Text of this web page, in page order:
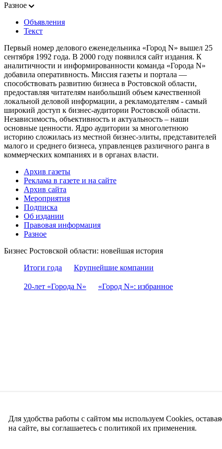
Разное
Объявления
Текст
Первый номер делового еженедельника «Город N» вышел 25
сентября 1992 года. В 2000 году появился сайт издания. К
аналитичности и информированности команда «Города N»
добавила оперативность. Миссия газеты и портала —
способствовать развитию бизнеса в Ростовской области,
предоставляя читателям наибольший объем качественной
локальной деловой информации, а рекламодателям - самый
широкий доступ к бизнес-аудитории Ростовской области.
Независимость, объективность и актуальность – наши
основные ценности. Ядро аудитории за многолетнюю
историю сложилась из местной бизнес-элиты, представителей
малого и среднего бизнеса, управленцев различного ранга в
коммерческих компаниях и в органах власти.
Архив газеты
Реклама в газете и на сайте
Архив сайта
Мероприятия
Подписка
Об издании
Правовая информация
Разное
Бизнес Ростовской области: новейшая история
Итоги года
Крупнейшие компании
20-лет «Города N» «Город N»: избранное
Для удобства работы с сайтом мы используем Cookies,
на сайте, вы соглашаетесь с политикой их применения.